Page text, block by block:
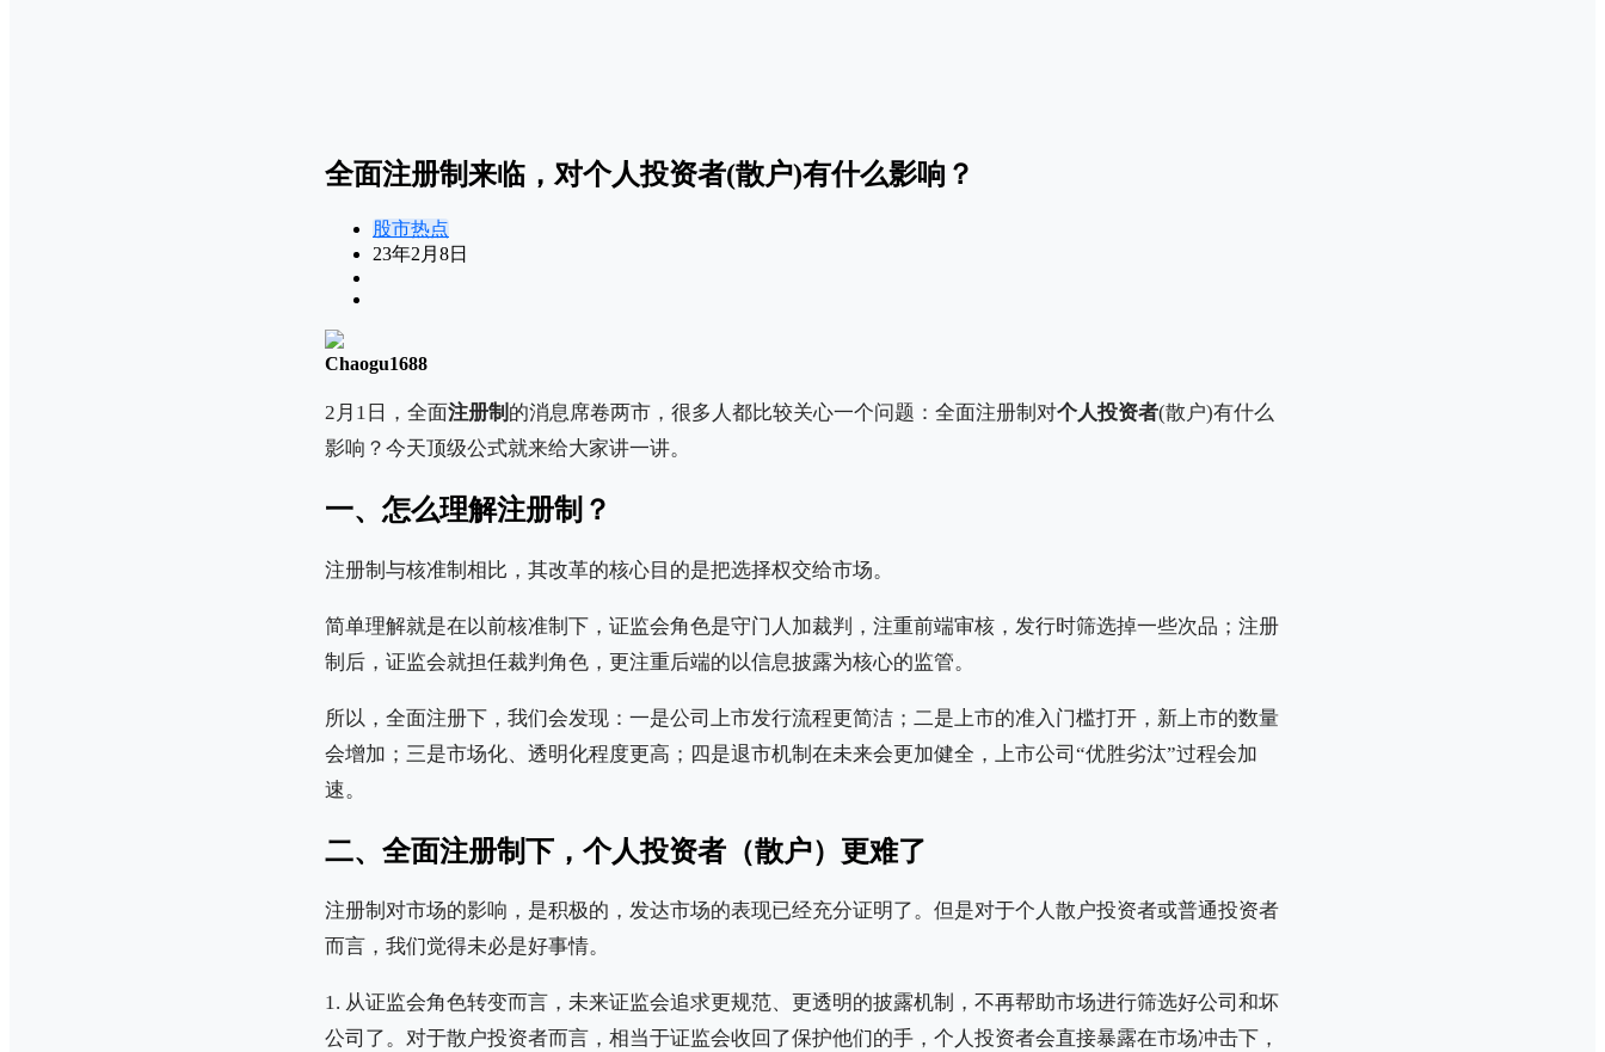
全面注册制来临，对个人投资者(散户)有什么影响？
股市热点
23年2月8日
Chaogu1688
2月1日，全面注册制 的消息席卷两市，很多人都比较关心一个问题：全面注册制对个人投资者(散户)有什么
影响？今天顶级公式就来给大家讲一讲。
一、怎么理解注册制？
注册制与核准制相比，其改革的核心目的是把选择权交给市场。
简单理解就是在以前核准制下，证监会角色是守门人加裁判，注重前端审核，发行时筛选掉一些次品；注册
制后，证监会就担任裁判角色，更注重后端的以信息披露为核心的监管。
所以，全面注册下，我们会发现：一是公司上市发行流程更简洁；二是上市的准入门槛打开，新上市的数量
会增加；三是市场化、透明化程度更高；四是退市机制在未来会更加健全，上市公司“优胜劣汰”过程会加
速。
二、全面注册制下，个人投资者（散户）更难了
注册制对市场的影响，是积极的，发达市场的表现已经充分证明了。但是对于个人散户投资者或普通投资者
而言，我们觉得未必是好事情。
1. 从证监会角色转变而言，未来证监会追求更规范、更透明的披露机制，不再帮助市场进行筛选好公司和坏
公司了。对于散户投资者而言，相当于证监会收回了保护他们的手，个人投资者会直接暴露在市场冲击下，